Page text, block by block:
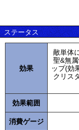
ステータス
効果
敵単体
聖&無
ップ(効
クリス
効果範囲
消費ゲージ